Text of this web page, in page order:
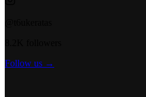
Follow us →